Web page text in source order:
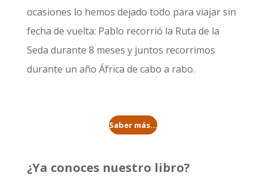
ocasiones lo hemos dejado todo para viajar sin
fecha de vuelta: Pablo recorrió la Ruta de la
Seda durante 8 meses y juntos recorrimos
durante un año África de cabo a rabo.
Saber más...
¿Ya conoces nuestro libro?